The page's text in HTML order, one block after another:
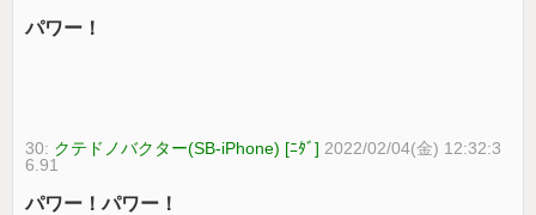
パワー！
30: クテドノバクター(SB-iPhone) [ﾆﾀﾞ] 2022/02/04(金) 12:32:3
6.91
パワー！パワー！